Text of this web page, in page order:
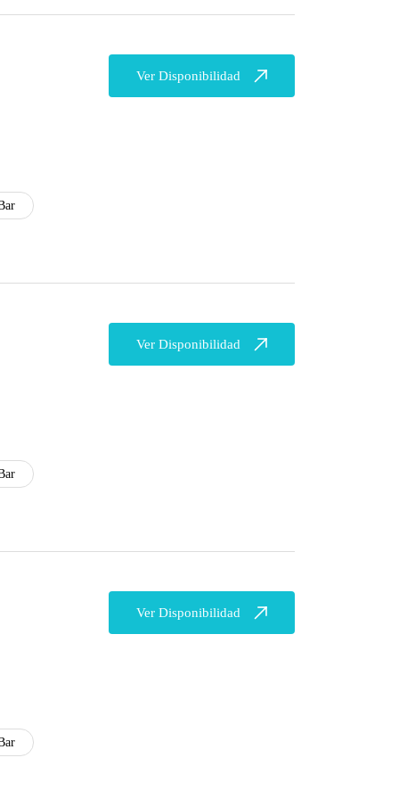
Ver Disponibilidad
Ver Disponibilidad
Ver Disponibilidad